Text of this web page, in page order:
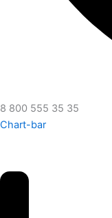
8 800 555 35 35
Chart-bar